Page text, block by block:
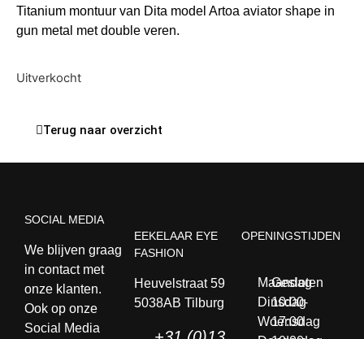
Titanium montuur van Dita model Artoa aviator shape in
gun metal met double veren.
Uitverkocht
Terug naar overzicht
SOCIAL MEDIA
We blijven graag
in contact met
onze klanten.
Ook op onze
Social Media
EEKELAAR EYE
FASHION
Heuvelstraat 59
5038AB Tilburg
OPENINGSTIJDEN
Maandag
Dinsdag
Woensdag
Gesloten
10:00-
17:00